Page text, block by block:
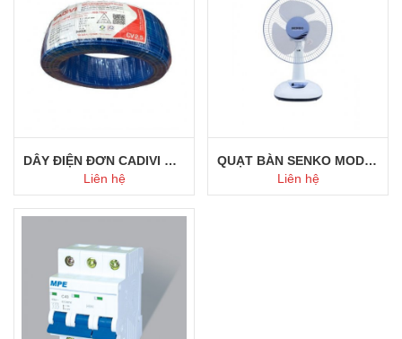
Mua ngay
DÂY ĐIỆN ĐƠN CADIVI CV 2.5
Liên hệ
QUẠT BÀN SENKO MODEL - B1216
Liên hệ